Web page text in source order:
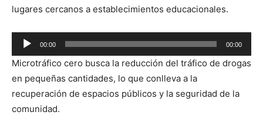
lugares cercanos a establecimientos educacionales.
Reproductor
de
audio
00:00 00:00
Microtráfico cero busca la reducción del tráfico de drogas
en pequeñas cantidades, lo que conlleva a la
recuperación de espacios públicos y la seguridad de la
comunidad.